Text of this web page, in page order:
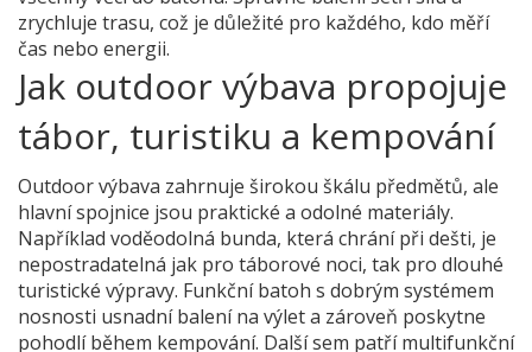
zrychluje trasu, což je důležité pro každého, kdo měří
čas nebo energii.
Jak outdoor výbava propojuje
tábor, turistiku a kempování
Outdoor výbava zahrnuje širokou škálu předmětů, ale
hlavní spojnice jsou praktické a odolné materiály.
Například voděodolná bunda, která chrání při dešti, je
nepostradatelná jak pro táborové noci, tak pro dlouhé
turistické výpravy. Funkční batoh s dobrým systémem
nosnosti usnadní balení na výlet a zároveň poskytne
pohodlí během kempování. Další sem patří multifunkční